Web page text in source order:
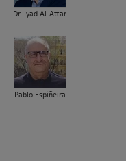
Dr. Iyad Al-Attar
Pablo Espiñeira